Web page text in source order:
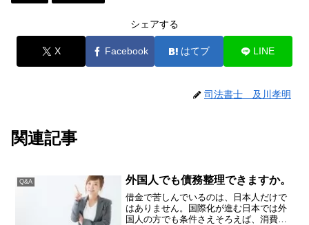
シェアする
X Facebook はてブ LINE
司法書士 及川孝明
関連記事
Q&A 外国人でも債務整理できますか。
借金で苦しんでいるのは、日本人だけで
はありません。国際化が進む日本では外
国人の方でも条件さえそろえば、消費者